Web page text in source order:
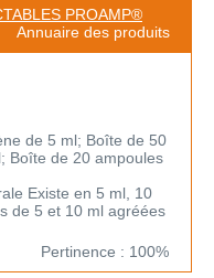
PROAMP®
Annuaire des produits
de 5 ml; Boîte de 50
Boîte de 20 ampoules
Existe en 5 ml, 10
de 5 et 10 ml agréées
Pertinence : 100%